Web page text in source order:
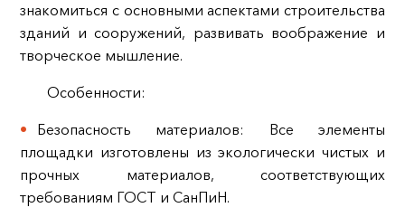
знакомиться с основными аспектами строительства
зданий и сооружений, развивать воображение и
творческое мышление.
Особенности:
Безопасность материалов: Все элементы
площадки изготовлены из экологически чистых и
прочных материалов, соответствующих
требованиям ГОСТ и СанПиН.